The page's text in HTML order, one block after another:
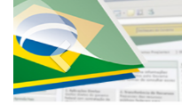
NOTA
Publicado
Plano